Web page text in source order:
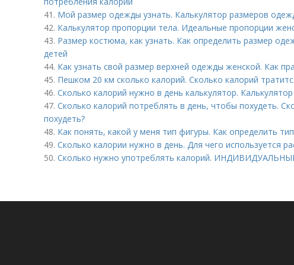
41. Мой размер одежды узнать. Калькулятор размеров
42. Калькулятор пропорции тела. Идеальные пропорции
43. Размер костюма, как узнать. Как определить размер
детей
44. Как узнать свой размер верхней одежды женской. Как
45. Пешком 20 км сколько калорий. Сколько калорий
46. Сколько калорий нужно в день калькулятор.
47. Сколько калорий потреблять в день, чтобы похудеть.
похудеть?
48. Как понять, какой у меня тип фигуры. Как определить
49. Сколько калории нужно в день. Для чего используется
50. Сколько нужно употреблять калорий.